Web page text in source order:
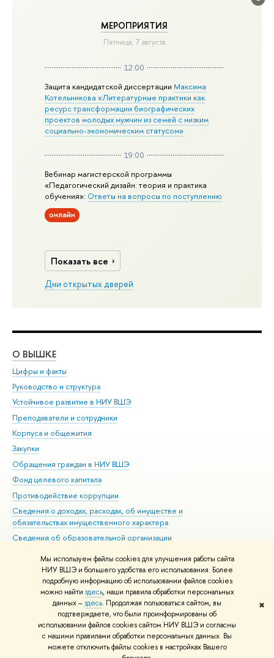
Мы используем файлы cookies для улучшения работы сайта
НИУ ВШЭ и большего удобства его использования. Более
подробную информацию об использовании файлов cookies
можно найти здесь, наши правила обработки персональных
данных –здесь. Продолжая пользоваться сайтом, вы
подтверждаете, что были проинформированы об
использовании файлов cookies сайтом НИУ ВШЭ и согласны
с нашими правилами обработки персональных данных. Вы
можете отключить файлы cookies в настройках Вашего
✖
МЕРОПРИЯТИЯ
Пятница, 7 августа
12:00
Защита кандидатской диссертацииМаксима
Котельникова «Литературные практики как
ресурс трансформации биографических
проектов молодых мужчин из семей с низким
социально-экономическим статусом»
19:00
Вебинар магистерской программы
«Педагогический дизайн: теория и практика
обучения»: Ответы на вопросы по поступлению
онлайн
Показать все
Дни открытых дверей
О ВЫШКЕ
Цифры и факты
Руководство и структура
Устойчивое развитие в НИУ ВШЭ
Преподаватели и сотрудники
Корпуса и общежития
Закупки
Обращения граждан в НИУ ВШЭ
Фонд целевого капитала
Противодействие коррупции
Сведения о доходах, расходах, об имуществе и
обязательствах имущественного характера
Сведения об образовательной организации
Людям с ограниченными возможностями здоровья
Единая платежная страница
Работа в Вышке
© НИУ ВШЭ 1993–2026 Адреса и контакты Условия использования
материалов Политика конфиденциальности Карта сайта
Шрифты HSE Sans и HSE Slab разработаны вШколе дизайна НИУ ВШЭ